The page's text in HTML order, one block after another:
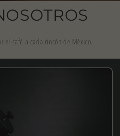
el café a cada rincón de México.